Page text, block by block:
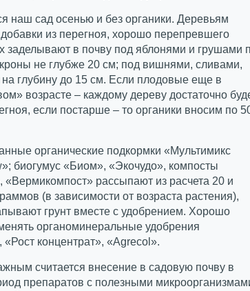
наш сад осенью и без органики. Деревьям
из перегноя, хорошо перепревшего
заделывают в почву под яблонями и грушами
не глубже 20 см; под вишнями, сливами,
глубину до 15 см. Если плодовые еще в
возрасте – каждому дереву достаточно
если постарше – то органики вносим по
органические подкормки «Мультимикс
биогумус «Биом», «Экочудо», компосты
«Вермикомпост» рассыпают из расчета 20 и
(в зависимости от возраста растения),
грунт вместе с удобрением. Хорошо
органоминеральные удобрения
«Рост концентрат», «Agrecol».
считается внесение в садовую почву в
препаратов с полезными